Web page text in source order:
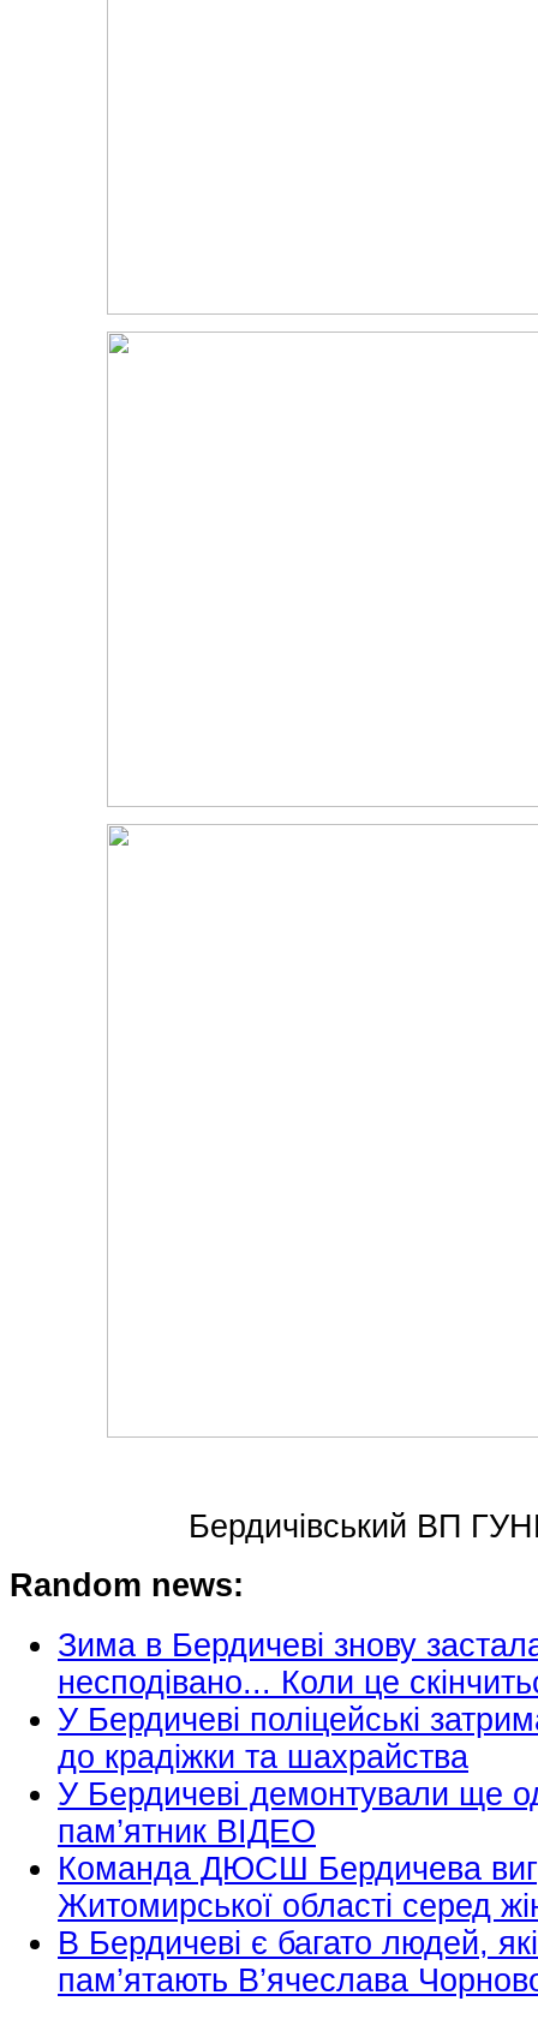
Бердичівський ВП
Random news:
Зима в Бердичеві знову
несподівано... Коли це
У Бердичеві поліцейські
до крадіжки та шахрайства
У Бердичеві демонтували ще
пам’ятник ВІДЕО
Команда ДЮСШ Бердичева
Житомирської області серед
В Бердичеві є багато людей,
пам’ятають В’ячеслава